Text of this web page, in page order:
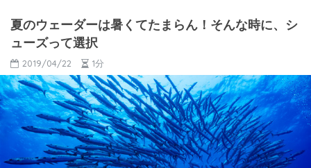
夏のウェーダーは暑くてたまらん！そんな時に、シ
ューズって選択
2019/04/22 1分